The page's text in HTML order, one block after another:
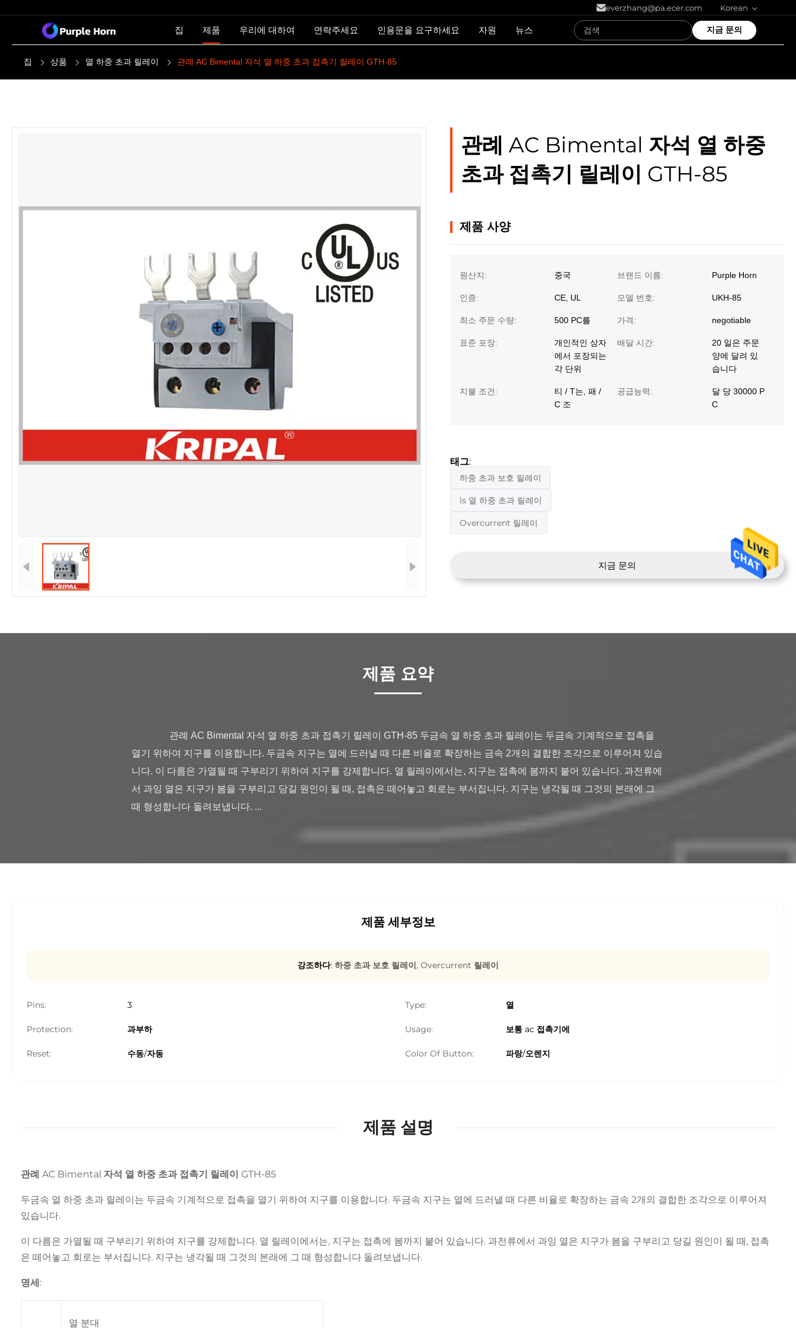
everzhang@pa.ecer.com Korean
집 제품 우리에 대하여 연락주세요 인용문을 요구하세요 자원 뉴스 지금 문의
집 상품 열 하중 초과 릴레이 관례 AC Bimental 자석 열 하중 초과 접촉기 릴레이 GTH-85
관례 AC Bimental 자석 열 하중
초과 접촉기 릴레이 GTH-85
제품 사양
원산지: 중국 브랜드 이름: Purple Horn
인증: CE, UL 모델 번호: UKH-85
최소 주문 수량: 500 PC를 가격: negotiable
표준 포장:
개인적인 상자
에서 포장되는
각 단위
배달 시간:
20 일은 주문
양에 달려 있
습니다
지불 조건:
티 / T는, 패 /
C 조
공급능력:
달 당 30000 P
C
태그:
하중 초과 보호 릴레이
ls 열 하중 초과 릴레이
Overcurrent 릴레이
지금 문의
제품 요약
열기 위하여 지구를 이용합니다. 두금속 지구는 열에 드러낼 때 다른 비율로 확장하는 금속 2개의 결합한 조각으로 이루어져 있습
니다. 이 다름은 가열될 때 구부리기 위하여 지구를 강제합니다. 열 릴레이에서는, 지구는 접촉에 봄까지 붙어 있습니다. 과전류에
서 과잉 열은 지구가 봄을 구부리고 당길 원인이 될 때, 접촉은 떼어놓고 회로는 부서집니다. 지구는 냉각될 때 그것의 본래에 그
때 형성합니다 돌려보냅니다. ...
제품 세부정보
강조하다: 하중 초과 보호 릴레이, Overcurrent 릴레이
Pins: 3 Type: 열
Protection: 과부하 Usage: 보통 ac 접촉기에
Reset: 수동/자동 Color Of Button: 파랑/오렌지
제품 설명
관례 AC Bimental 자석 열 하중 초과 접촉기 릴레이 GTH-85
두금속 열 하중 초과 릴레이는 두금속 기계적으로 접촉을 열기 위하여 지구를 이용합니다. 두금속 지구는 열에 드러낼 때 다른 비율로 확장하는 금속 2개의 결합한 조각으로 이루어져
있습니다.
이 다름은 가열될 때 구부리기 위하여 지구를 강제합니다. 열 릴레이에서는, 지구는 접촉에 봄까지 붙어 있습니다. 과전류에서 과잉 열은 지구가 봄을 구부리고 당길 원인이 될 때, 접촉
은 떼어놓고 회로는 부서집니다. 지구는 냉각될 때 그것의 본래에 그 때 형성합니다 돌려보냅니다.
명세:
열 분대